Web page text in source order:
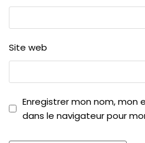
Site web
Enregistrer mon nom,
dans le navigateur pour